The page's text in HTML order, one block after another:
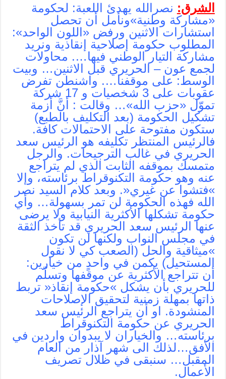
الشرق: نصرالله يهدئ اللعبة: لحكومة
«مشاركة وطنية»ونأمل أن تحصل
استشارات الاثنين ورفض «اللون الواحد»:
المطلوب حكومة إصلاحية إنقاذية ونريد
مشاركة التيار الوطني فيها…. محاولات
لجمع عون – الحريري قبل الاثنين… وبيت
الوسط: على موقفنا…. واشنطن تفرض
عقوبات على 3 شخصيات و 17 شركة
تموّل «حزب الله»… وقالت : أنَّ أزمة
تشكيل الحكومة (بعد التكليف بالطبع)
ستكون مفتوحة على الاحتمالات كافة.
فالرئيس المنتظر تكليفه هو الرئيس سعد
الحريري في غالب الترجيحات. والرجل
متمسك بموقفه الثابت الذي لم يتراجع
عنه وهو حكومة التكنوقراط برئاسته، وإلا
»فتشوا عن غيري«. وبعد كلام السيد نصر
الله فهذه الحكومة لن تمر بسهولة… وأي
حكومة تشكلها الأكثرية النيابية ولا يرضى
عنها الرئيس سعد الحريري قد تأخذ الثقة
في مجلس النواب ولكنها لن تكون
»ميثاقية والحل (الصعب كي لا نقول
المستحيل) يكمن في واحدٍ من خيارين:
أن تتراجع الأكثرية عن موقفها وتسلّم
للحريري بأن يشكل »حكومة إنقاذ« تربط
ذاتها بمهلة زمنية لتحقيق الإصلاحات
المنشودة. او أن يتراجع الرئيس سعد
الحريري عن حكومة التكنوقراط
برئاسته… والخياران لا يبدوان واردين في
الأفق…لذلك الى شهر آذار من العام
المقبل… سنبقى في ظلال تصريف
الأعمال.